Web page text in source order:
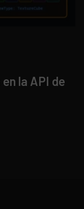
la API de